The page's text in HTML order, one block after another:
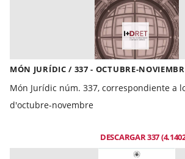
MÓN JURÍDIC / 337 - OCTUBRE-
Món Jurídic núm. 337, correspondiente a
d'octubre-novembre
DESCARGAR 337